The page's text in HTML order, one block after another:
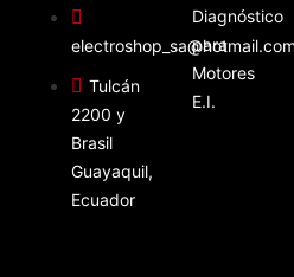
electroshop_sa@hotmail.com
Tulcán
2200 y
Brasil
Guayaquil,
Ecuador
Diagnóstico
para
Motores
E.I.